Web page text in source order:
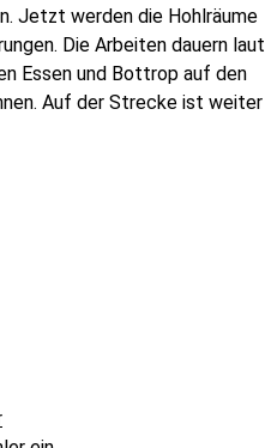
Jetzt werden die Hohlräume
Die Arbeiten dauern laut
Essen und Bottrop auf den
Auf der Strecke ist weiter